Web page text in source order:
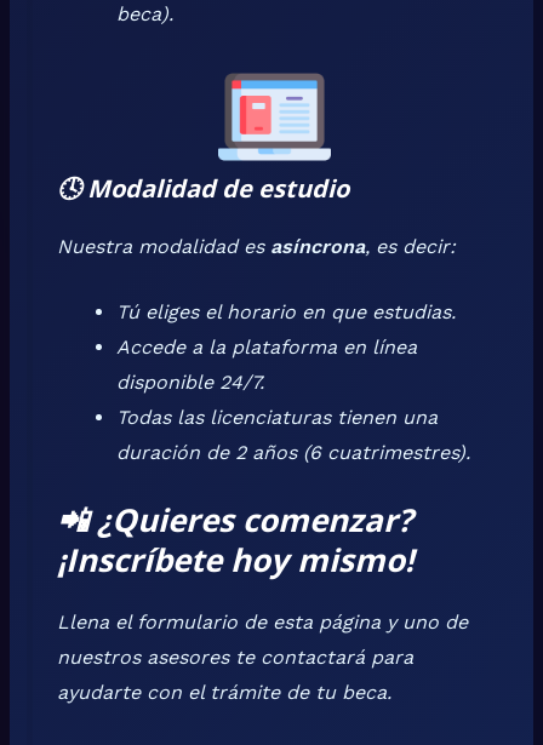
beca).
🕓Modalidad de estudio
Nuestra modalidad es asíncrona, es decir:
Tú eliges el horario en que estudias.
Accede a la plataforma en línea
disponible 24/7.
Todas las licenciaturas tienen una
duración de 2 años (6 cuatrimestres).
📲¿Quieres comenzar?
¡Inscríbete hoy mismo!
Llena el formulario de esta página y uno de
nuestros asesores te contactará para
ayudarte con el trámite de tu beca.